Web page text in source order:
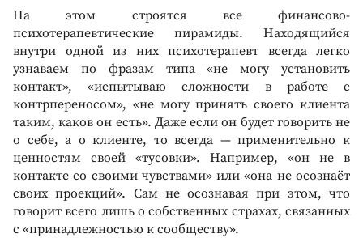
На этом строятся все финансово-
психотерапевтические пирамиды. Находящийся
внутри одной из них психотерапевт всегда легко
узнаваем по фразам типа «не могу установить
контакт», «испытываю сложности в работе с
контрпереносом», «не могу принять своего клиента
таким, каков он есть». Даже если он будет говорить не
о себе, а о клиенте, то всегда — применительно к
ценностям своей «тусовки». Например, «он не в
контакте со своими чувствами» или «она не осознаёт
своих проекций». Сам не осознавая при этом, что
говорит всего лишь о собственных страхах, связанных
с «принадлежностью к сообществу».